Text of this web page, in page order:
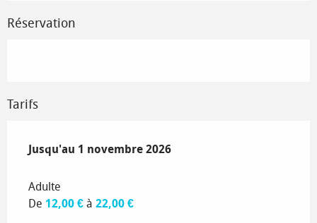
Réservation
Tarifs
Du1 avril 2026au 1 novembre 2026
Jusqu'au 1 novembre 2026
Adulte
De 12,00 € à 22,00 €